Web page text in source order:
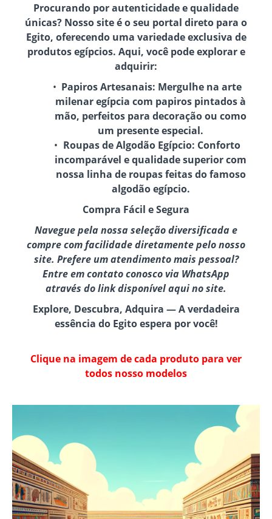
Procurando por autenticidade e qualidade
únicas? Nosso site é o seu portal direto para o
Egito, oferecendo uma variedade exclusiva de
produtos egípcios. Aqui, você pode explorar e
adquirir:
Papiros Artesanais: Mergulhe na arte
milenar egípcia com papiros pintados à
mão, perfeitos para decoração ou como
um presente especial.
Roupas de Algodão Egípcio: Conforto
incomparável e qualidade superior com
nossa linha de roupas feitas do famoso
algodão egípcio.
Compra Fácil e Segura
Navegue pela nossa seleção diversificada e
compre com facilidade diretamente pelo nosso
site. Prefere um atendimento mais pessoal?
Entre em contato conosco via WhatsApp
através do link disponível aqui no site.
Explore, Descubra, Adquira — A verdadeira
essência do Egito espera por você!
Clique na imagem de cada produto para ver
todos nosso modelos